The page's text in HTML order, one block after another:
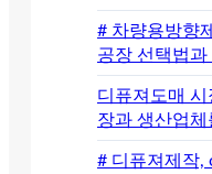
# 차량용방향
공장 선택법과
디퓨져도매
장과 생산업체
# 디퓨져제작,